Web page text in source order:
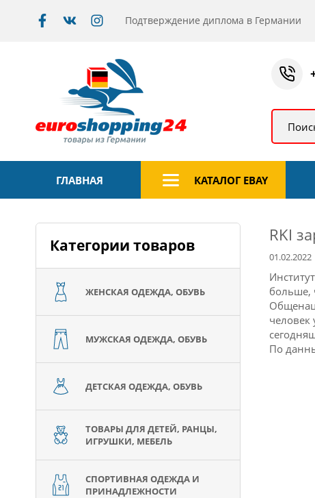
Подтверждение диплома в Германии
ГЛАВНАЯ КАТАЛОГ EBAY
Категории товаров
ЖЕНСКАЯ ОДЕЖДА, ОБУВЬ
МУЖСКАЯ ОДЕЖДА, ОБУВЬ
ДЕТСКАЯ ОДЕЖДА, ОБУВЬ
ТОВАРЫ ДЛЯ ДЕТЕЙ, РАНЦЫ,
ИГРУШКИ, МЕБЕЛЬ
СПОРТИВНАЯ ОДЕЖДА И
ПРИНАДЛЕЖНОСТИ
RKI
01.02.2022
больше,
человек
По